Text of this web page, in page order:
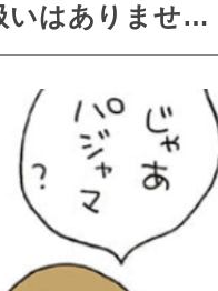
いはありません